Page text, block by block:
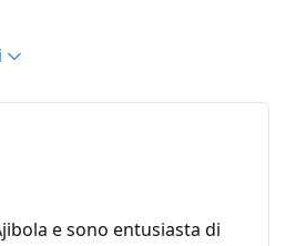
e sono entusiasta di